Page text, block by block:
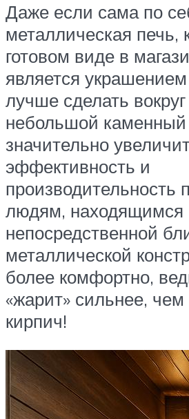
Даже если сама по
металлическая печь,
готовом виде в
является
лучше сделать
небольшой
значительно
эффективность и
производительность
людям, находящимся
непосредственной
металлической
более комфортно,
«жарит» сильнее,
кирпич!